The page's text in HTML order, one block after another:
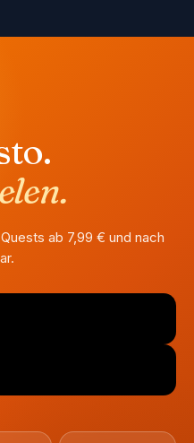
ab 7,99 € und nach